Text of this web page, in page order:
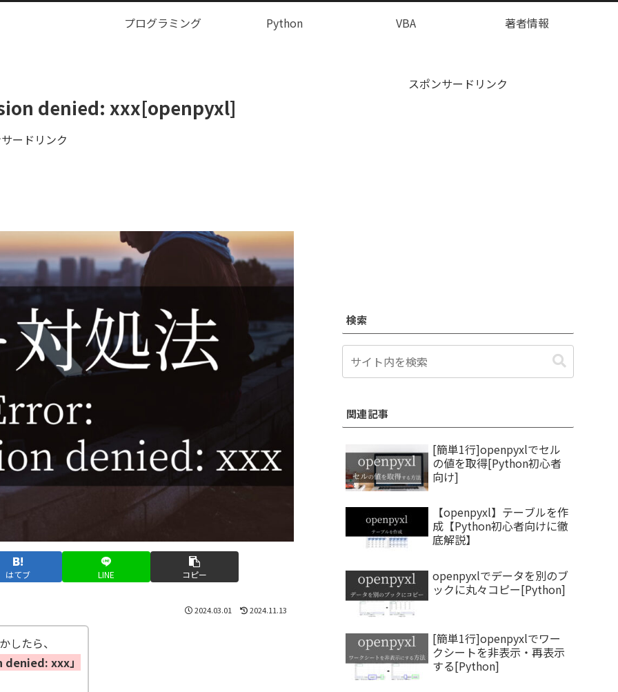
プログラミング Python VBA 著者情報
denied: xxx[openpyxl]
ードリンク
はてブ LINE コピー
2024.03.01 2024.11.13
したら、
xxx」
スポンサードリンク
検索
関連記事
[簡単1行]openpyxlでセル
の値を取得[Python初心者
向け]
【openpyxl】テーブルを作
成【Python初心者向けに徹
底解説】
openpyxlでデータを別のブ
ックに丸々コピー[Python]
[簡単1行]openpyxlでワー
クシートを非表示・再表示
する[Python]